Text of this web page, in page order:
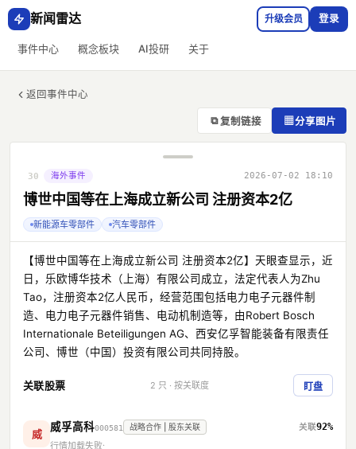
新闻雷达
事件中心 概念板块 AI投研 关于
升级会员 登录
返回事件中心
⧉ 复制链接 ▦分享图片
30 海外事件 2026-07-02 18:10
博世中国等在上海成立新公司 注册资本2亿
新能源车零部件 汽车零部件
【博世中国等在上海成立新公司 注册资本2亿】天眼查显示，近
日，乐欧博华技术（上海）有限公司成立，法定代表人为Zhu
Tao，注册资本2亿人民币，经营范围包括电力电子元器件制
造、电力电子元器件销售、电动机制造等，由Robert Bosch
Internationale Beteiligungen AG、西安亿孚智能装备有限责任
公司、博世（中国）投资有限公司共同持股。
关联股票 2 只 · 按关联度 盯盘
威
威孚高科000581 战略合作 | 股东关联
92%
行情加载失败